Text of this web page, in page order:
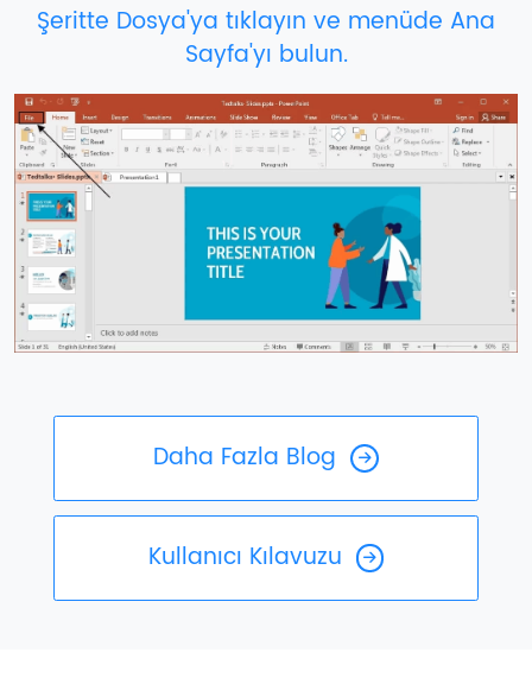
Şeritte Dosya'ya tıklayın ve menüde Ana
Sayfa'yı bulun.
Daha Fazla Blog
Kullanıcı Kılavuzu